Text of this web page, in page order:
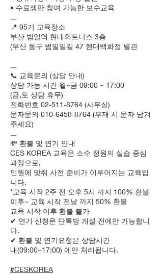
• 수료생만 참여 가능한 보수교육
ㅡ
📍 95기 교육장소
부산 범일역 현대휘트니스 3층
(부산 동구 범일일길 47 현대백화점 별관
ㅡ
📞 교육문의 (상담 안내)
상담 가능 시간 월~금 09:00 ~ 17:00
(금,토 상담 휴무)
전화번호 02-511-8764 (사무실)
문자문의 010-6458-8764 (부재 시 문자 남겨
주세요)
ㅡ
💸 환불 및 연기 안내
CES KOREA 교육은 소수 정원의 실습 중심
과정으로,
인원에 맞춰 사전 준비가 이루어지는 교육입
니다.
*교육 시작 2주 전 오후 5시 까지 100% 환불
이후~ 교육 시작 전날 까지 50% 환불
교육 시작 이후 환불 불가
✔ 연기 신청은 단톡방 개설 전에만 가능합니
다.
✔ 환불 및 연기요청은 상담시간
내(09:00~17:00) 에만 처리됩니다.
#CESKOREA